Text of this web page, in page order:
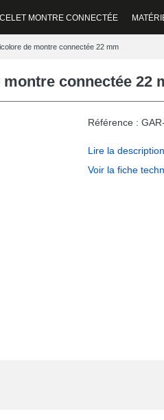
MONTRE CONNECTÉE
de montre connectée 22 mm
connectée 22
Référence :
Lire la description
Voir la fiche